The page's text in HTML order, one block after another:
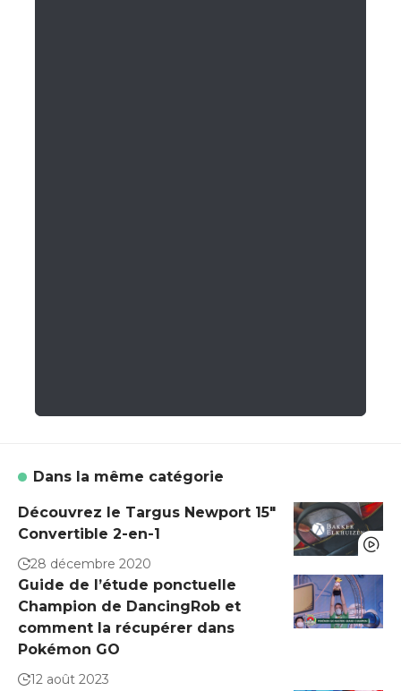
Dans la même catégorie
Découvrez le Targus Newport 15″
Convertible 2-en-1
28 décembre 2020
Guide de l’étude ponctuelle
Champion de DancingRob et
comment la récupérer dans
Pokémon GO
12 août 2023